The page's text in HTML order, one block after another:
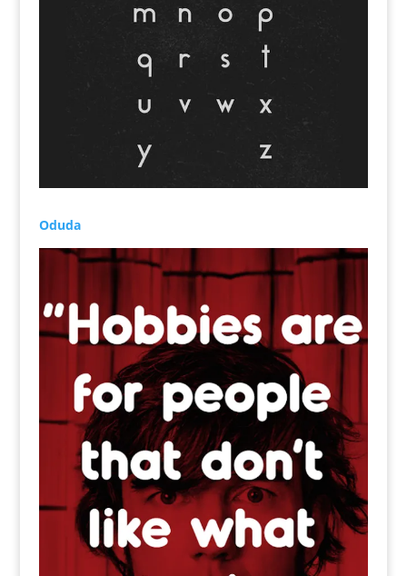
Oduda